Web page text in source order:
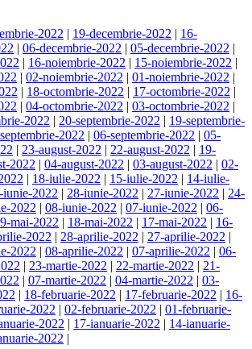
2022 | 19-decembrie-2022 | 16-
| 06-decembrie-2022 | 05-decembrie-2022 |
| 16-noiembrie-2022 | 15-noiembrie-2022 |
| 02-noiembrie-2022 | 01-noiembrie-2022 |
| 18-octombrie-2022 | 17-octombrie-2022 |
| 04-octombrie-2022 | 03-octombrie-2022 |
2022 | 20-septembrie-2022 | 19-septembrie-
2022 | 06-septembrie-2022 | 05-
| 23-august-2022 | 22-august-2022 | 19-
2022 | 04-august-2022 | 03-august-2022 | 02-
| 18-iulie-2022 | 15-iulie-2022 | 14-iulie-
iunie-2022 | 28-iunie-2022 | 27-iunie-2022 | 24-
2022 | 08-iunie-2022 | 07-iunie-2022 | 06-
mai-2022 | 18-mai-2022 | 17-mai-2022 | 16-
2022 | 28-aprilie-2022 | 27-aprilie-2022 |
2022 | 08-aprilie-2022 | 07-aprilie-2022 | 06-
| 23-martie-2022 | 22-martie-2022 | 21-
| 07-martie-2022 | 04-martie-2022 | 03-
| 18-februarie-2022 | 17-februarie-2022 | 16-
2022 | 02-februarie-2022 | 01-februarie-
2022 | 17-ianuarie-2022 | 14-ianuarie-
2022 |